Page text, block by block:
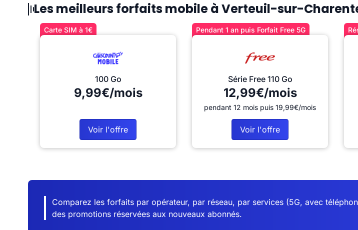
Les meilleurs forfaits mobile à Verteuil-sur-
Carte SIM à 1€
100 Go
9,99€/mois
Voir l'offre
Pendant 1 an puis Forfait Free 5G
Série Free 110 Go
12,99€/mois
pendant 12 mois puis 19,99€/mois
Voir l'offre
Comparez les forfaits par opérateur, par réseau, par services (5G, avec
des promotions réservées aux nouveaux abonnés.